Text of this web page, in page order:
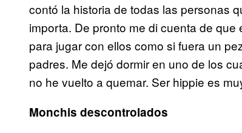
contó la historia de todas las personas
importa. De pronto me di cuenta de
para jugar con ellos como si fuera un
padres. Me dejó dormir en uno de los
no he vuelto a quemar. Ser hippie es
Monchis descontrolados